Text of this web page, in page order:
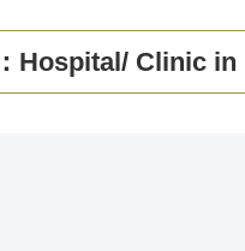
Hospital/ Clinic